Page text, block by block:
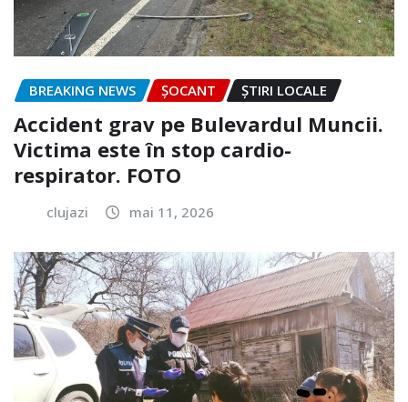
BREAKING NEWS ȘOCANT ȘTIRI LOCALE
Accident grav pe Bulevardul Muncii.
Victima este în stop cardio-
respirator. FOTO
clujazi mai 11, 2026